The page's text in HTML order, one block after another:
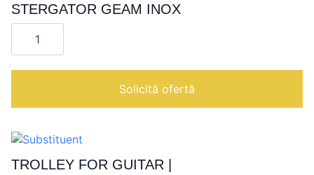
STERGATOR GEAM INOX
Cantitate
STERGATOR
Solicită ofertă
TROLLEY FOR GUITAR |